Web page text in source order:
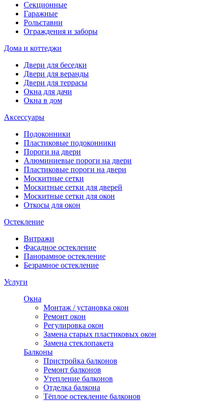
Секционные
Гаражные
Рольставни
Ограждения и заборы
Дома и коттеджи
Двери для беседки
Двери для веранды
Двери для террасы
Окна для дачи
Окна в дом
Аксессуары
Подоконники
Пластиковые подоконники
Пороги на двери
Алюминиевые пороги на двери
Пластиковые пороги на двери
Москитные сетки
Москитные сетки для дверей
Москитные сетки для окон
Откосы для окон
Остекление
Витражи
Фасадное остекление
Панорамное остекление
Безрамное остекление
Услуги
Окна
Монтаж / установка окон
Ремонт окон
Регулировка окон
Замена старых пластиковых окон
Замена стеклопакета
Балконы
Пристройка балконов
Ремонт балконов
Утепление балконов
Отделка балкона
Тёплое остекление балконов